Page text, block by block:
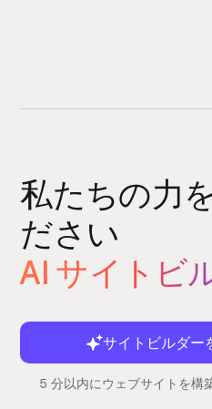
私たちの力
ださい
AI サイトビ
サイトビルダー
5 分以内にウェブサイトを構